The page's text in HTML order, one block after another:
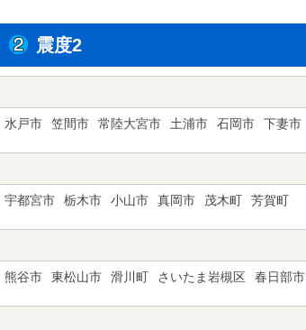
震度2
水戸市 笠間市 常陸大宮市 土浦市 石岡市 下妻市
宇都宮市 栃木市 小山市 真岡市 茂木町 芳賀町
熊谷市 東松山市 滑川町 さいたま岩槻区 春日部市